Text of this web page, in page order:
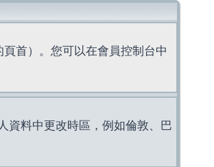
首）。您可以在會員控制台中
資料中更改時區，例如倫敦、巴